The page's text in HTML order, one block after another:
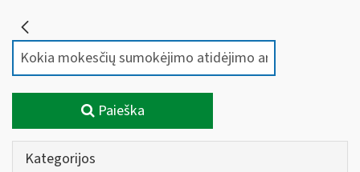
Paieška
Kategorijos